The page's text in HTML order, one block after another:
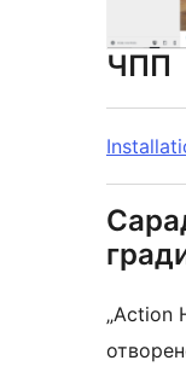
ЧПП
„Action